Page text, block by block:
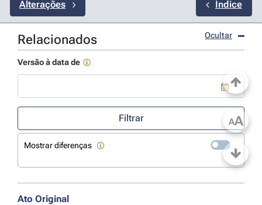
Alterações Índice
Relacionados Ocultar
Versão à data de
Filtrar
Mostrar diferenças
Ato Original
AA